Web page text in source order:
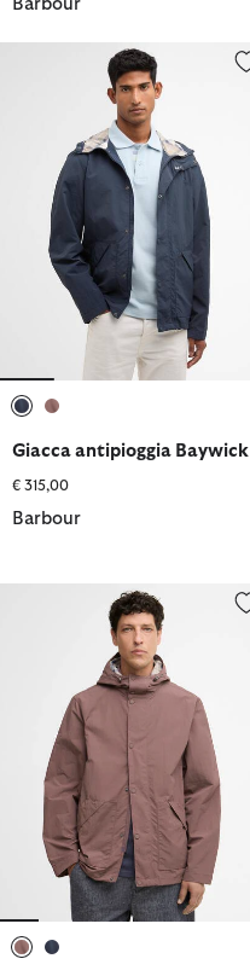
Barbour
Giacca antipioggia Baywick
Giacca antipioggia Baywick
€ 315,00
Barbour
Giacca antipioggia Baywick